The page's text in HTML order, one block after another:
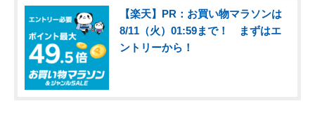
【楽天】PR：お買い物マラソンは
8/11（火）01:59まで！ まずはエ
ントリーから！